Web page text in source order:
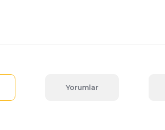
Yorumlar